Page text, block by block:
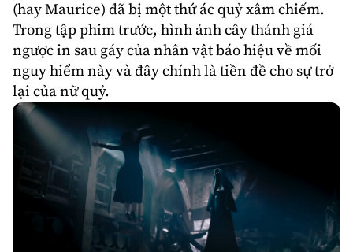
(hay Maurice) đã bị một thứ ác quỷ xâm chiếm.
Trong tập phim trước, hình ảnh cây thánh giá
ngược in sau gáy của nhân vật báo hiệu về mối
nguy hiểm này và đây chính là tiền đề cho sự trở
lại của nữ quỷ.